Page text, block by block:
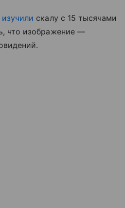
изучили скалу с 15 тысячами
что изображение —